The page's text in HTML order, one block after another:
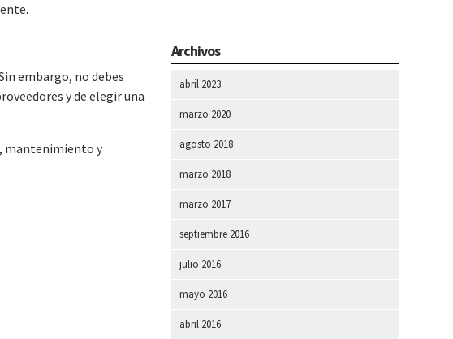
embargo, no debes
y de elegir una
mantenimiento y
Archivos
abril 2023
marzo 2020
agosto 2018
marzo 2018
marzo 2017
septiembre 2016
julio 2016
mayo 2016
abril 2016